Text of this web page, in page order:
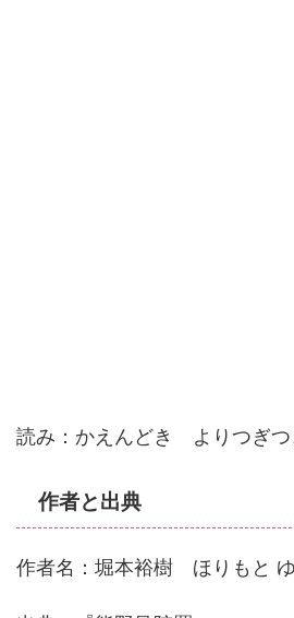
読み：かえんどき よりつぎ
作者と出典
作者名：堀本裕樹 ほりもと